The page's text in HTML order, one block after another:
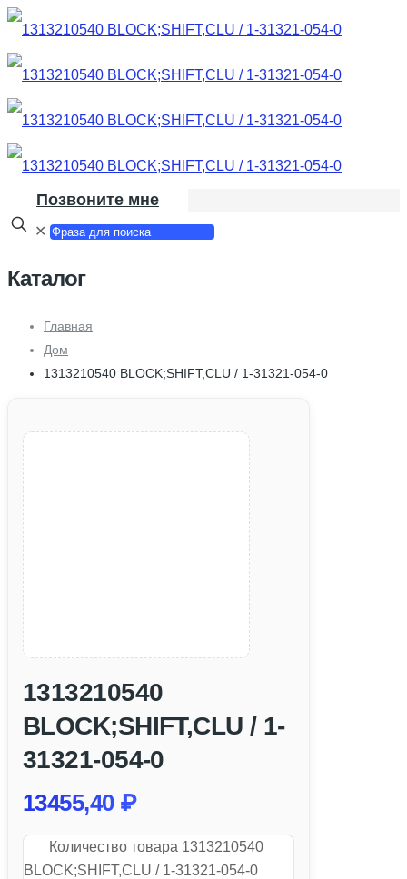
Позвоните мне
✕
Каталог
Главная
Дом
1313210540 BLOCK;SHIFT,CLU / 1-31321-054-0
1313210540
BLOCK;SHIFT,CLU / 1-
31321-054-0
13455,40 ₽
Количество товара 1313210540
BLOCK;SHIFT,CLU / 1-31321-054-0